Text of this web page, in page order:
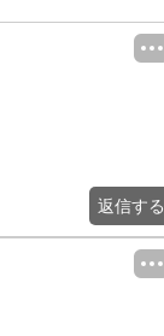
返信する